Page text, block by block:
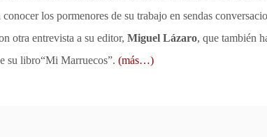
conocer los pormenores de su trabajo en sendas
otra entrevista a su editor, Miguel Lázaro, que también
su libro“Mi Marruecos”. (más…)